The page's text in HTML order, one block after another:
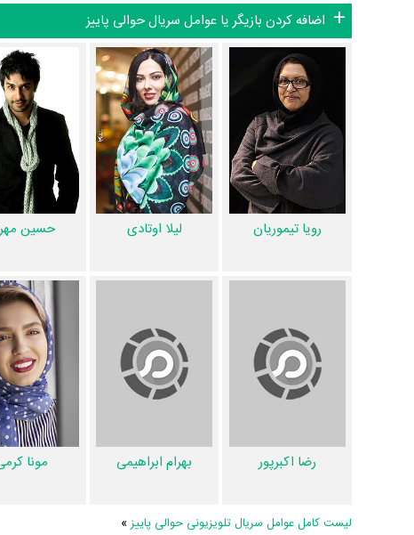
اگر از تصویربرداری سریال حوالی پاییز خوشتان آمده و یا دوستش
ضرباهنگ و تدوین سریال حوالی پاییز چیست؟ تدوین حوالی پاییز را
ناراضی هستید، شما را با صدابردار سریال حوالی پاییز یعنی
سعید
صحنه سریال حوالی پاییز را انجام نموده وحسین مجد طراحی
حوالی پاییز را برعهده داشت. موسیقی متن سریال حوالی پاییز اثر
از دیگر عوامل اثر می‌توان بهایمان غیرتمنددستیار اول کارگردان
آرزو قربانیمنشی صحنه سریال حوالی پاییز و اشاره کرد. در مجموع بیش از 65 نفر در تولید سریال حوالی پاییز نقش
منظومیک صفحه اختصاصی دارند.
همچنین در بخش بررسی
بررسی‌های مردم برای سریال حوالی پاییز، بیشترین واژه‌های
تاکنون در صفحه اختصاصی سریال حوالی پاییز در
اطلاعات
حوالی
دیالوگ برتر سریال حوالی پاییز، سوتی سریال حوالی پاییز و نقد
به‌کمک علاقمندان فیلم، سریال و تئاتر، این دایرة‌المعارف آنلاین و
اضافه کردن بازیگر یا عوامل سریال حوالی پاییز
رویا تیموریان لیلا اوتادی حسین
رضا اکبرپور بهرام ابراهیمی مونا
لیست کامل عوامل سریال تلویزیونی حوالی پاییز»